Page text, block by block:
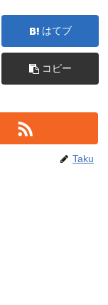
はてブ
コピー
Taku